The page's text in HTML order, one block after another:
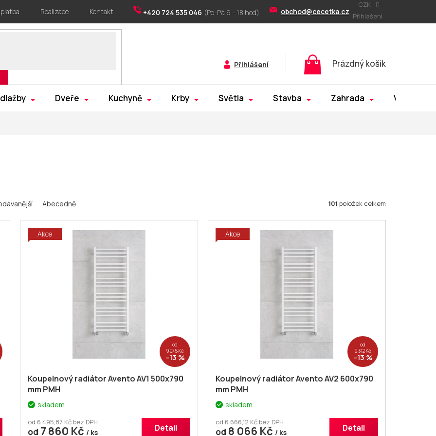
+420 724 535 046 obchod@cecetka.cz
Realizace Kontakt
CZK
Přihlášení
Přihlášení
Nákupní
košík
Prázdný košík
Dveře Kuchyně Krby Světla Stavba Zahrada Výprodej
Abecedně 101 položek celkem
Akce
od
9 075 Kč
–13 %
Koupelnový radiátor Avento AV1 500x790
mm PMH
skladem
od 6 495,87 Kč bez DPH
od 7 860 Kč / ks Detail
Akce
od
9 312 Kč
–13 %
Koupelnový radiátor Avento AV2 600x790
mm PMH
skladem
od 6 666,12 Kč bez DPH
od 8 066 Kč / ks Detail